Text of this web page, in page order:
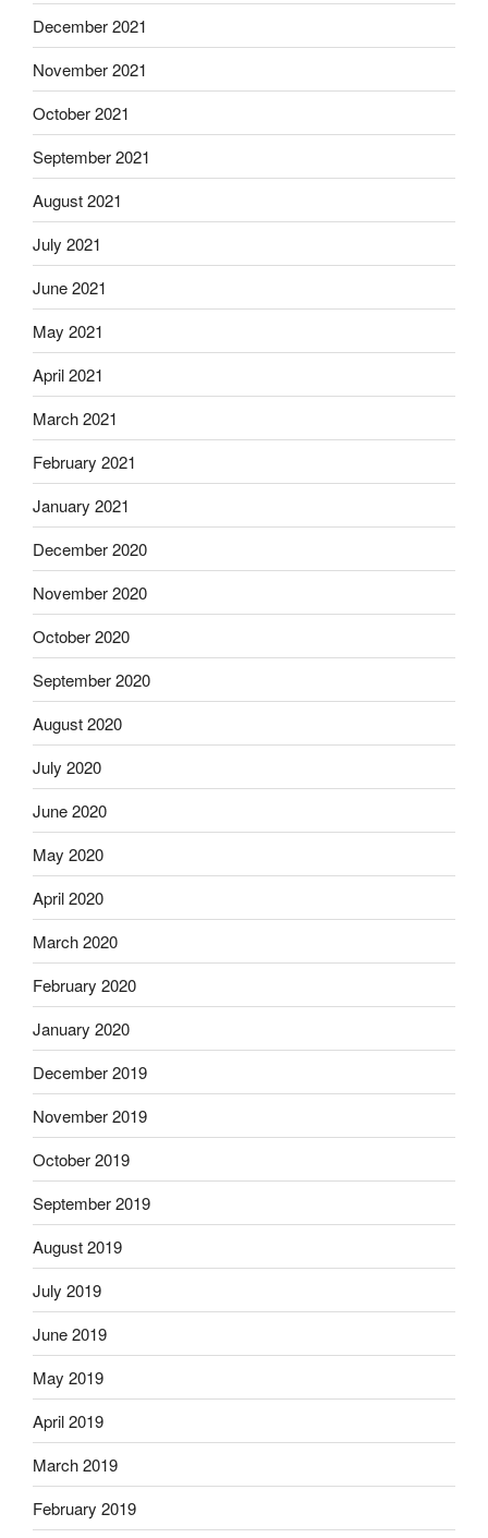
December 2021
November 2021
October 2021
September 2021
August 2021
July 2021
June 2021
May 2021
April 2021
March 2021
February 2021
January 2021
December 2020
November 2020
October 2020
September 2020
August 2020
July 2020
June 2020
May 2020
April 2020
March 2020
February 2020
January 2020
December 2019
November 2019
October 2019
September 2019
August 2019
July 2019
June 2019
May 2019
April 2019
March 2019
February 2019